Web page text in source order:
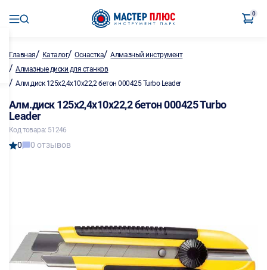
0
Главная/ Каталог/Оснастка/Алмазный инструмент
/ Алмазные диски для станков
/ Алм.диск 125х2,4х10х22,2 бетон 000425 Turbo Leader
Алм.диск 125х2,4х10х22,2 бетон 000425 Turbo
Leader
Код товара: 51246
0 0 отзывов